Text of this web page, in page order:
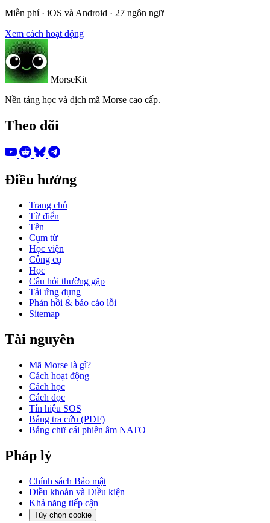
Miễn phí · iOS và Android · 27 ngôn ngữ
Xem cách hoạt động
MorseKit
Nền tảng học và dịch mã Morse cao cấp.
Theo dõi
Điều hướng
Trang chủ
Từ điển
Tên
Cụm từ
Học viện
Công cụ
Học
Câu hỏi thường gặp
Tải ứng dụng
Phản hồi & báo cáo lỗi
Sitemap
Tài nguyên
Mã Morse là gì?
Cách hoạt động
Cách học
Cách đọc
Tín hiệu SOS
Bảng tra cứu (PDF)
Bảng chữ cái phiên âm NATO
Pháp lý
Chính sách Bảo mật
Điều khoản và Điều kiện
Khả năng tiếp cận
Tùy chọn cookie